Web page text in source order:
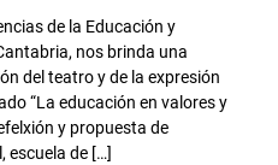
de la Educación y
nos brinda una
del teatro y de la expresión
“La educación en valores y
y propuesta de
escuela de […]